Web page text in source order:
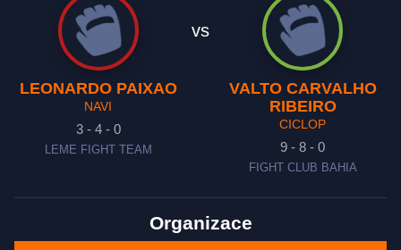
LEONARDO PAIXAO
NAVI
3 - 4 - 0
LEME FIGHT TEAM
vs
VALTO CARVALHO
RIBEIRO
CICLOP
9 - 8 - 0
FIGHT CLUB BAHIA
Organizace